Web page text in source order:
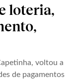
loteria,
voltou a
de pagamentos